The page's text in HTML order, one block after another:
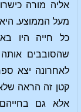
אליה מורה
מעל הממוצע.
כל חייה היו
שהסובבים
לאחרונה יצא
קטן זה הראה
אלא גם